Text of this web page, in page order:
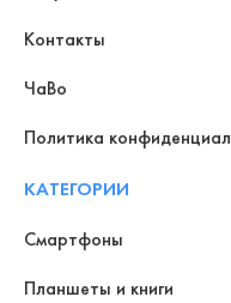
Контакты
ЧаВо
Политика
КАТЕГОРИИ
Смартфоны
Планшеты и книги